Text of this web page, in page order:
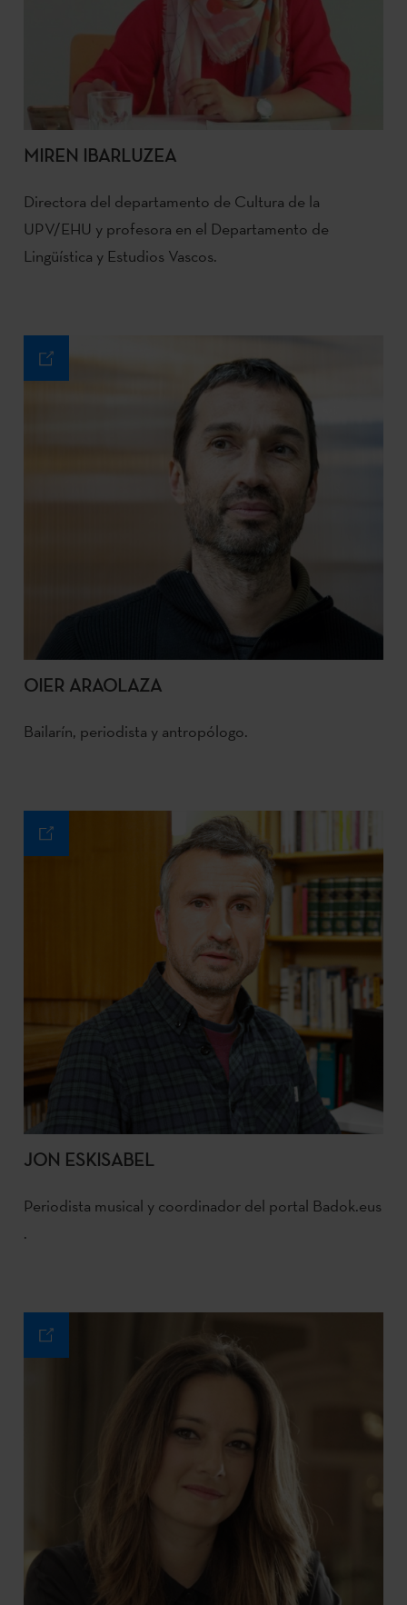
MIREN IBARLUZEA
Directora del departamento de Cultura de la
UPV/EHU y profesora en el Departamento de
Lingüística y Estudios Vascos.
OIER ARAOLAZA
Bailarín, periodista y antropólogo.
JON ESKISABEL
Periodista musical y coordinador del portal Badok.eus
.